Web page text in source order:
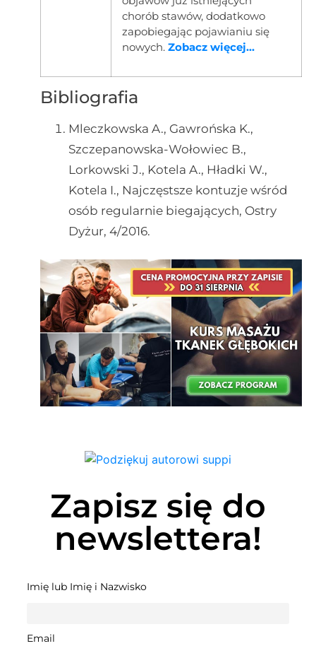
chorób stawów, dodatkowo
zapobiegając pojawianiu się
nowych. Zobacz więcej...
Bibliografia
Mleczkowska A., Gawrońska K.,
Szczepanowska-Wołowiec B.,
Lorkowski J., Kotela A., Hładki W.,
Kotela I., Najczęstsze kontuzje wśród
osób regularnie biegających, Ostry
Dyżur, 4/2016.
Zapisz się do
newslettera!
Imię lub Imię i Nazwisko
Email